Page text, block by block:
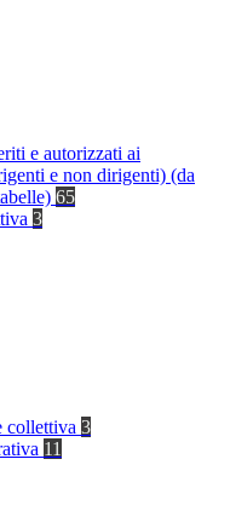
e autorizzati ai
e non dirigenti) (da
65
3
collettiva 3
11